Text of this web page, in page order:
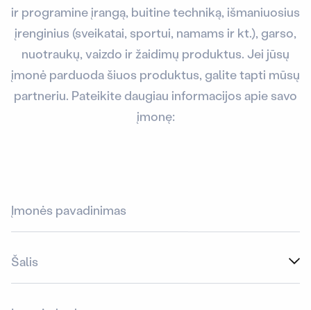
ir programine įrangą, buitine techniką, išmaniuosius
įrenginius (sveikatai, sportui, namams ir kt.), garso,
nuotraukų, vaizdo ir žaidimų produktus. Jei jūsų
įmonė parduoda šiuos produktus, galite tapti mūsų
partneriu. Pateikite daugiau informacijos apie savo
įmonę: